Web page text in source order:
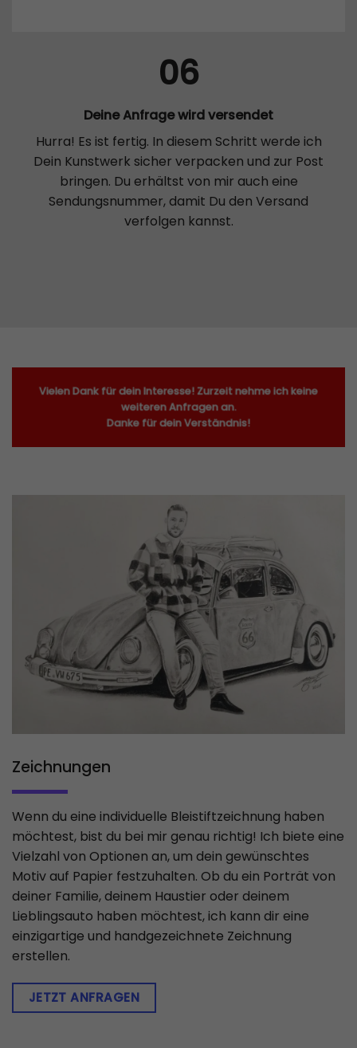
06
Deine Anfrage wird versendet
Hurra! Es ist fertig. In diesem Schritt werde ich
Dein Kunstwerk sicher verpacken und zur Post
bringen. Du erhältst von mir auch eine
Sendungsnummer, damit Du den Versand
verfolgen kannst.
Vielen Dank für dein Interesse! Zurzeit nehme ich keine
weiteren Anfragen an.
Danke für dein Verständnis!
Zeichnungen
Wenn du eine individuelle Bleistiftzeichnung haben
möchtest, bist du bei mir genau richtig! Ich biete eine
Vielzahl von Optionen an, um dein gewünschtes
Motiv auf Papier festzuhalten. Ob du ein Porträt von
deiner Familie, deinem Haustier oder deinem
Lieblingsauto haben möchtest, ich kann dir eine
einzigartige und handgezeichnete Zeichnung
erstellen.
JETZT ANFRAGEN